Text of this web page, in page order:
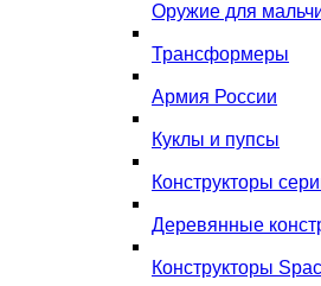
Оружие для
Трансформеры
Армия России
Куклы и пупсы
Конструкторы
Деревянные
Конструкторы